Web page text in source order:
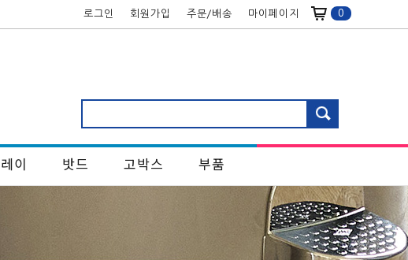
로그인 회원가입 주문/배송 마이페이지 0
이 밧드 고박스 부품